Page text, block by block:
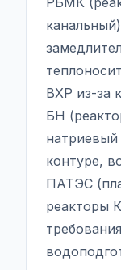
ВХР из-за
БН
контуре,
ПАТЭС
реакторы